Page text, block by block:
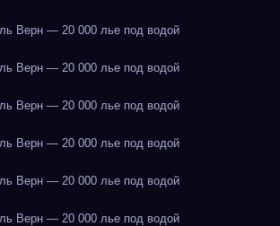
Верн — 20 000 лье под водой
Верн — 20 000 лье под водой
Верн — 20 000 лье под водой
Верн — 20 000 лье под водой
Верн — 20 000 лье под водой
Верн — 20 000 лье под водой